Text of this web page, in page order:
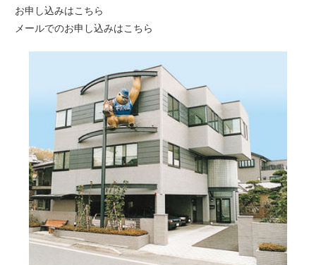
お申し込みはこちら
メールでのお申し込みはこちら